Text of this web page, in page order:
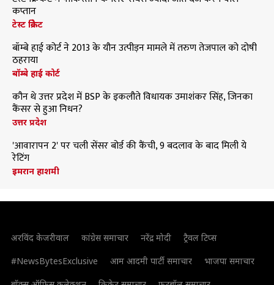
कप्तान
टेस्ट क्रिकेट
बॉम्बे हाई कोर्ट ने 2013 के यौन उत्पीड़न मामले में तरुण तेजपाल को दोषी
ठहराया
बॉम्बे हाई कोर्ट
कौन थे उत्तर प्रदेश में BSP के इकलौते विधायक उमाशंकर सिंह, जिनका
कैंसर से हुआ निधन?
उत्तर प्रदेश
'आवारापन 2' पर चली सेंसर बोर्ड की कैंची, 9 बदलाव के बाद मिली ये
रेटिंग
इमरान हाशमी
अरविंद केजरीवाल कांग्रेस समाचार नरेंद्र मोदी
ट्रैवल टिप्स
#NewsBytesExclusive
आम आदमी पार्टी समाचार
भाजपा समाचार